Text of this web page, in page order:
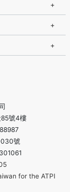
號4樓
號
for the ATPI